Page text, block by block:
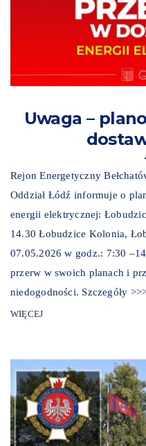
Uwaga –
Rejon Energetyczny
Oddział Łódź informuje o
energii elektrycznej:
14.30 Łobudzice Kolonia,
07.05.2026 w godz.: 7:30
przerw w swoich planach i
niedogodności. Szczegóły
WIĘCEJ